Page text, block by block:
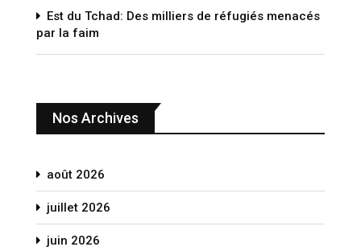
Est du Tchad: Des milliers de réfugiés menacés
par la faim
Nos Archives
août 2026
juillet 2026
juin 2026